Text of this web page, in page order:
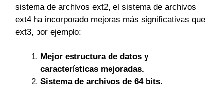
sistema de archivos ext2, el sistema de archivos
ext4 ha incorporado mejoras más significativas que
ext3, por ejemplo:
Mejor estructura de datos y
características mejoradas.
Sistema de archivos de 64 bits.